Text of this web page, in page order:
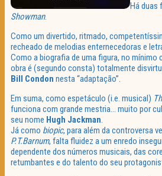
Há duas
Showman.
Como um divertido, ritmado,
recheado de melodias enternecedoras e
Como a biografia de uma figura, no mínimo
obra é (segundo consta) totalmente
Bill Condon nesta “adaptação”.
Em suma, como espetáculo (i.e. musical)
funciona com grande mestria… muito por
seu nome Hugh Jackman.
Já como biopic, para além da controversa
P.T.Barnum, falta fluidez a um enredo
dependente dos números musicais, das
retumbantes e do talento do seu